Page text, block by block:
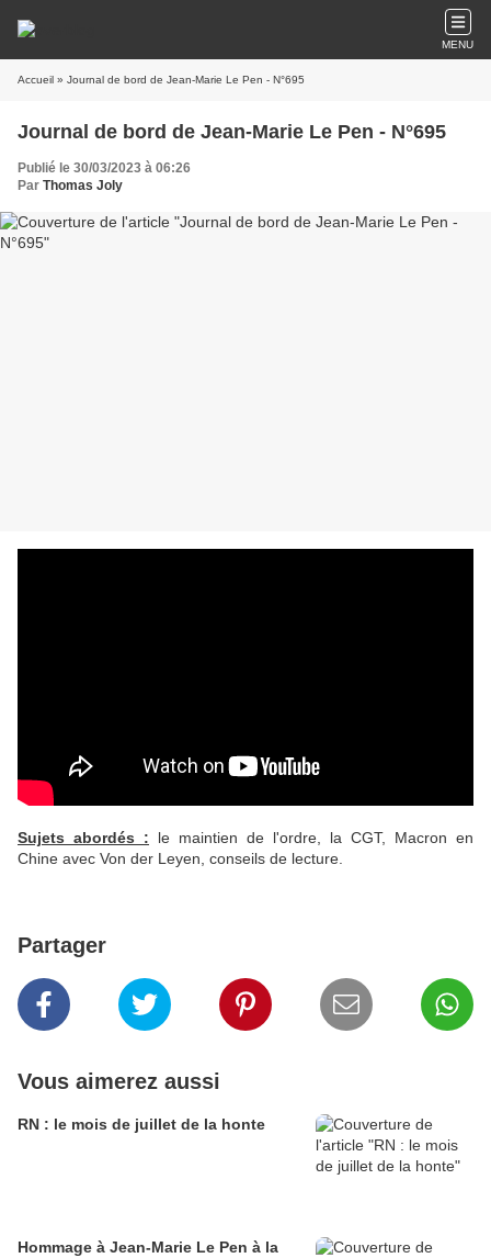
MENU
Accueil » Journal de bord de Jean-Marie Le Pen - N°695
Journal de bord de Jean-Marie Le Pen - N°695
Publié le 30/03/2023 à 06:26
Par Thomas Joly
Sujets abordés : le maintien de l'ordre, la CGT, Macron en
Chine avec Von der Leyen, conseils de lecture.
Partager
Vous aimerez aussi
RN : le mois de juillet de la honte
Hommage à Jean-Marie Le Pen à la